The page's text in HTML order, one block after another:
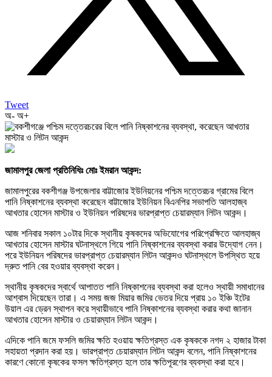
Tweet
অ- অ+
জামালপুর জেলা প্রতিনিধিঃ মোঃ ইমরান আকন্দ:
জামালপুরের বকশীগঞ্জ উপজেলার বাট্টাজোর ইউনিয়নের পশ্চিম দত্তেরচর গ্রামের বিলে
পানি নিষ্কাশনের ব্যবস্থা করেছেন বাট্টাজোর ইউনিয়ন বিএনপির সভাপতি আলহাজ্ব
আখতার হোসেন মাস্টার ও ইউনিয়ন পরিষদের ভারপ্রাপ্ত চেয়ারম্যান লিটন আকন্দ।
আজ শনিবার সকাল ১০টার দিকে স্থানীয় কৃষকদের অভিযোগের পরিপ্রেক্ষিতে আলহাজ্ব
আখতার হোসেন মাস্টার ঘটনাস্থলে গিয়ে পানি নিষ্কাশনের ব্যবস্থা করার উদ্যোগ নেন।
পরে ইউনিয়ন পরিষদের ভারপ্রাপ্ত চেয়ারম্যান লিটন আকন্দও ঘটনাস্থলে উপস্থিত হয়ে
দ্রুত পানি বের হওয়ার ব্যবস্থা করেন।
স্থানীয় কৃষকদের স্বার্থে আপাতত পানি নিষ্কাশনের ব্যবস্থা করা হলেও স্থায়ী সমাধানের
আশ্বাস দিয়েছেন তারা। এ সময় জজ মিয়ার জমির ভেতর দিয়ে প্রায় ১০ ইঞ্চি ইটের
উয়াল এর ড্রেন স্থাপন করে স্থায়ীভাবে পানি নিষ্কাশনের ব্যবস্থা করার কথা জানান
আখতার হোসেন মাস্টার ও চেয়ারম্যান লিটন আকন্দ।
এদিকে পানি জমে ফসলি জমির ক্ষতি হওয়ায় ক্ষতিগ্রস্ত এক কৃষককে নগদ ২ হাজার টাকা
সহায়তা প্রদান করা হয়। ভারপ্রাপ্ত চেয়ারম্যান লিটন আকন্দ বলেন, পানি নিষ্কাশনের
কারণে কোনো কৃষকের ফসল ক্ষতিগ্রস্ত হলে তার ক্ষতিপূরণের ব্যবস্থা করা হবে।